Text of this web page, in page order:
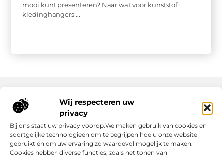
Wij respecteren uw
privacy
Bij ons staat uw privacy voorop.We maken gebruik van cookies en
soortgelijke technologieën om te begrijpen hoe u onze website
gebruikt én om uw ervaring zo waardevol mogelijk te maken.
Cookies hebben diverse functies, zoals het tonen van
mooi kunt presenteren? Naar wat voor kunststof
kledinghangers ...
Onze informatie